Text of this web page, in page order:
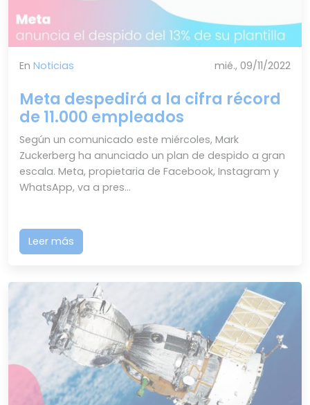
En Noticias mié., 09/11/2022
Meta despedirá a la cifra récord
de 11.000 empleados
Según un comunicado este miércoles, Mark
Zuckerberg ha anunciado un plan de despido a gran
escala. Meta, propietaria de Facebook, Instagram y
WhatsApp, va a pres...
Leer más